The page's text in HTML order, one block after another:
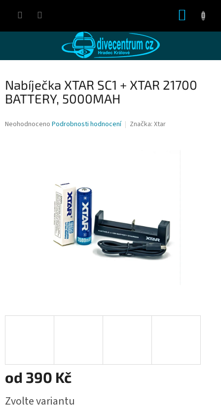
Nabíječka XTAR SC1 + XTAR 21700
BATTERY, 5000MAH
Průměrné
Neohodnoceno Podrobnosti hodnocení Značka: Xtar
od 390 Kč
cena:
Zvolte variantu